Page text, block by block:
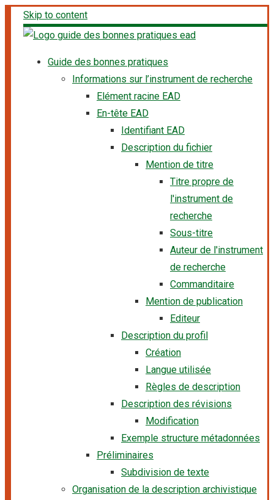
Skip to content
Guide des bonnes pratiques
Informations sur l’instrument de recherche
Elément racine EAD
En-tête EAD
Identifiant EAD
Description du fichier
Mention de titre
Titre propre de
l'instrument de
recherche
Sous-titre
Auteur de l'instrument
de recherche
Commanditaire
Mention de publication
Editeur
Description du profil
Création
Langue utilisée
Règles de description
Description des révisions
Modification
Exemple structure métadonnées
Préliminaires
Subdivision de texte
Organisation de la description archivistique